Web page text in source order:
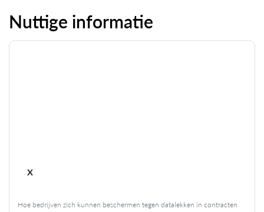
Nuttige informatie
x
Hoe bedrijven zich kunnen beschermen tegen datalekken in contracten